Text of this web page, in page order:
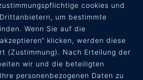
cookies und
um bestimmte
Wenn Sie auf die
klicken, werden diese
(Zustimmung). Nach Erteilung der
wir und die beteiligten
personenbezogenen Daten zu